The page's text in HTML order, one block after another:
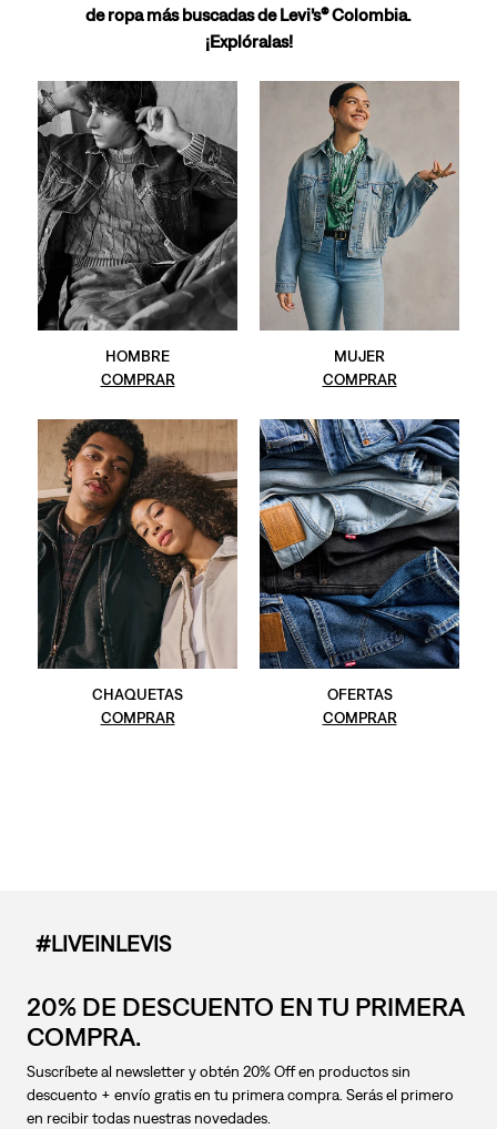
de ropa más buscadas de Levi’s® Colombia.
¡Explóralas!
HOMBRE
COMPRAR
MUJER
COMPRAR
CHAQUETAS
COMPRAR
OFERTAS
COMPRAR
#LIVEINLEVIS
20% DE DESCUENTO EN TU PRIMERA
COMPRA.
Suscríbete al newsletter y obtén 20% Off en productos sin
descuento + envío gratis en tu primera compra. Serás el primero
en recibir todas nuestras novedades.